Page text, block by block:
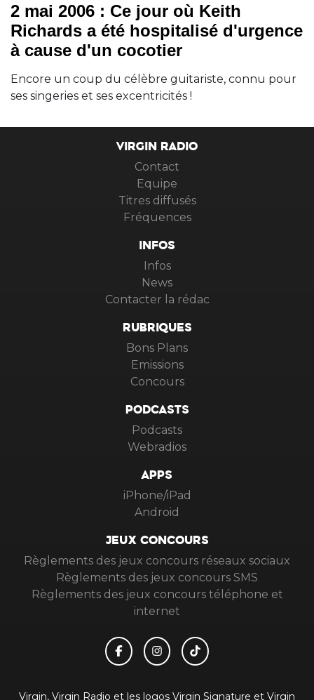
2 mai 2006 : Ce jour où Keith
Richards a été hospitalisé d'urgence
à cause d'un cocotier
Encore un coup du célèbre guitariste, connu pour
ses singeries et ses excentricités !
VIRGIN RADIO
Contact
Equipe
Titres diffusés
Fréquences
INFOS
Infos
News
Contacter la rédac
RUBRIQUES
Bons Plans
Emissions
Concours
PODCASTS
Podcasts
Webradios
APPS
iPhone/iPad
Android
JEUX CONCOURS
Règlements des jeux concours réseaux sociaux
Règlements des jeux concours SMS
Règlements des jeux concours téléphone et
internet
Virgin, Virgin Radio et les logos Virgin Signature et Virgin